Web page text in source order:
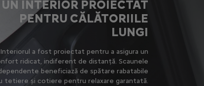
UN INTERIOR PROIECTAT
PENTRU CĂLĂTORIILE
LUNGI
Interiorul a fost proiectat pentru a asigura un
ridicat, indiferent de distanță. Scaunele
beneficiază de spătare rabatabile
tetiere și cotiere pentru relaxare garantată.